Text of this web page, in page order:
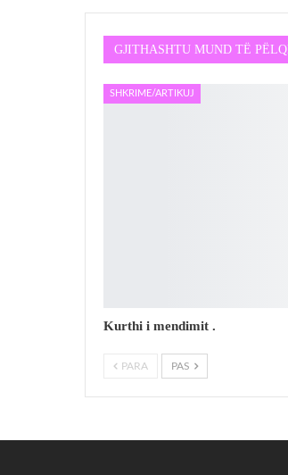
GJITHASHTU MUND TË
SHKRIME/ARTIKUJ
Kurthi i mendimit .
PARA PAS